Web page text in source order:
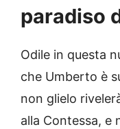
paradiso
Odile in questa
che Umberto è
non glielo
alla Contessa, e